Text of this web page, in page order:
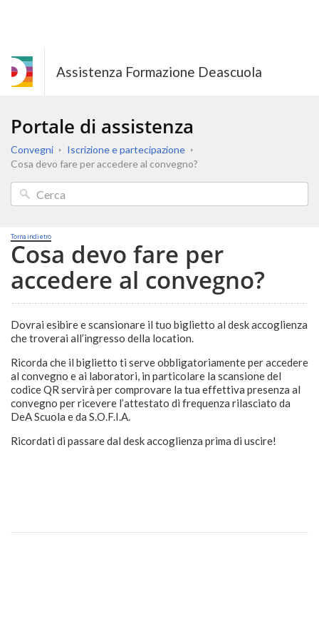
Assistenza Formazione Deascuola
Portale di assistenza
Convegni
Iscrizione e partecipazione
Cosa devo fare per accedere al convegno?
Torna indietro
Cosa devo fare per
accedere al convegno?
Dovrai esibire e scansionare il tuo biglietto al desk accoglienza
che troverai all’ingresso della location.
Ricorda che il biglietto ti serve obbligatoriamente per accedere
al convegno e ai laboratori, in particolare la scansione del
codice QR servirà per comprovare la tua effettiva presenza al
convegno per ricevere l’attestato di frequenza rilasciato da
DeA Scuola e da S.O.F.I.A.
Ricordati di passare dal desk accoglienza prima di uscire!